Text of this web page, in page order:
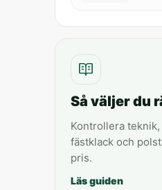
Så väljer du
Kontrollera teknik,
fästklack och
pris.
Läs guiden